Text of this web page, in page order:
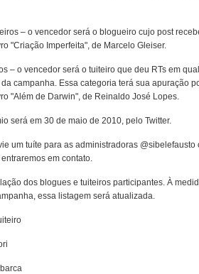
– o vencedor será o blogueiro cujo post
"Criação Imperfeita", de Marcelo Gleiser.
– o vencedor será o tuiteiro que deu RTs em
campanha. Essa categoria terá sua apuração
"Além de Darwin", de Reinaldo José Lopes.
será em 30 de maio de 2010, pelo Twitter.
um tuíte para as administradoras
em contato.
dos blogues e tuiteiros participantes. À
essa listagem será atualizada.